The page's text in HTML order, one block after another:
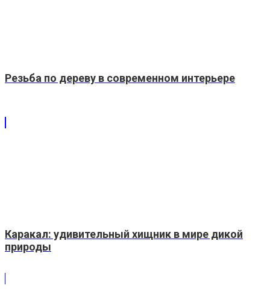
Резьба по дереву в современном интерьере
Каракал: удивительный хищник в мире дикой
природы